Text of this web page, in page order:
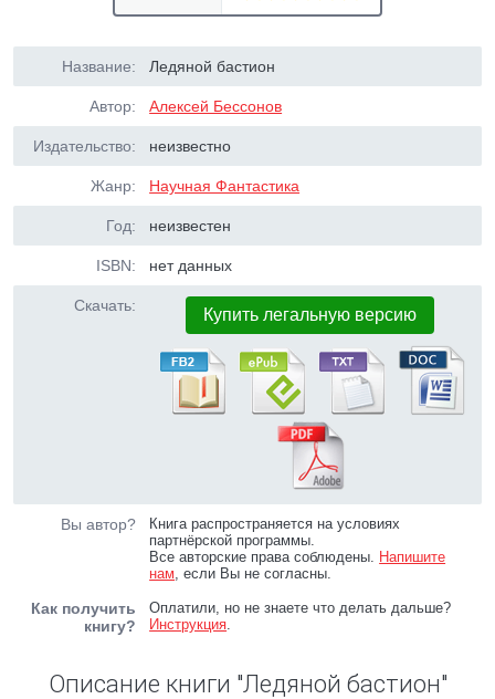
Название: Ледяной бастион
Автор: Алексей Бессонов
Издательство: неизвестно
Жанр: Научная Фантастика
Год: неизвестен
ISBN: нет данных
Скачать: Купить легальную версию
Вы автор?
Книга распространяется на условиях
партнёрской программы.
Все авторские права соблюдены. Напишите
нам, если Вы не согласны.
Как получить
книгу?
Оплатили, но не знаете что делать дальше?
Инструкция.
Описание книги "Ледяной бастион"